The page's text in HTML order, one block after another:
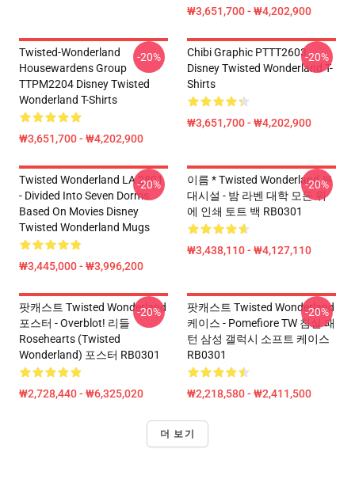
₩3,651,700 - ₩4,202,900
Twisted-Wonderland
Housewardens Group
TTPM2204 Disney Twisted
Wonderland T-Shirts
₩3,651,700 - ₩4,202,900
-20%
Chibi Graphic PTTT2603
Disney Twisted Wonderland T-
Shirts
₩3,651,700 - ₩4,202,900
-20%
Twisted Wonderland LA 2801
- Divided Into Seven Dorms
Based On Movies Disney
Twisted Wonderland Mugs
₩3,445,000 - ₩3,996,200
-20%
이름 * Twisted Wonderland 부
대시설 - 밤 라벤 대학 모든 위
에 인쇄 토트 백 RB0301
₩3,438,110 - ₩4,127,110
-20%
팟캐스트 Twisted Wonderland
포스터 - Overblot! 리들
Rosehearts (Twisted
Wonderland) 포스터 RB0301
₩2,728,440 - ₩6,325,020
-20%
팟캐스트 Twisted Wonderland
케이스 - Pomefiore TW 침실 패
턴 삼성 갤럭시 소프트 케이스
RB0301
₩2,218,580 - ₩2,411,500
-20%
더 보기